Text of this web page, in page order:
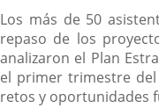
Los más de 50
repaso de los
analizaron el Plan
el primer trimestre
retos y oportunidades